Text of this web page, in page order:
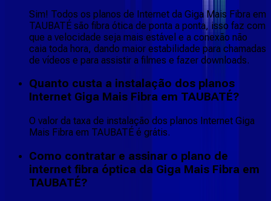
Sim! Todos os planos de Internet da Giga Mais Fibra em
TAUBATÉ são fibra ótica de ponta a ponta, isso faz com
que a velocidade seja mais estável e a conexão não
caia toda hora, dando maior estabilidade para chamadas
de vídeos e para assistir a filmes e fazer downloads.
Quanto custa a instalação dos planos
Internet Giga Mais Fibra em TAUBATÉ?
O valor da taxa de instalação dos planos Internet Giga
Mais Fibra em TAUBATÉ é grátis.
Como contratar e assinar o plano de
internet fibra óptica da Giga Mais Fibra em
TAUBATÉ?